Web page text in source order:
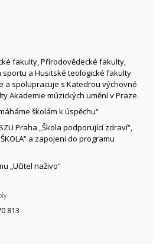
fakulty, Přírodovědecké fakulty,
sportu a Husitské teologické fakulty
a spolupracuje s Katedrou výchovné
Akademie múzických umění v Praze.
školám k úspěchu“
Praha „Škola podporující zdraví“,
a zapojeni do programu
„Učitel naživo“
813